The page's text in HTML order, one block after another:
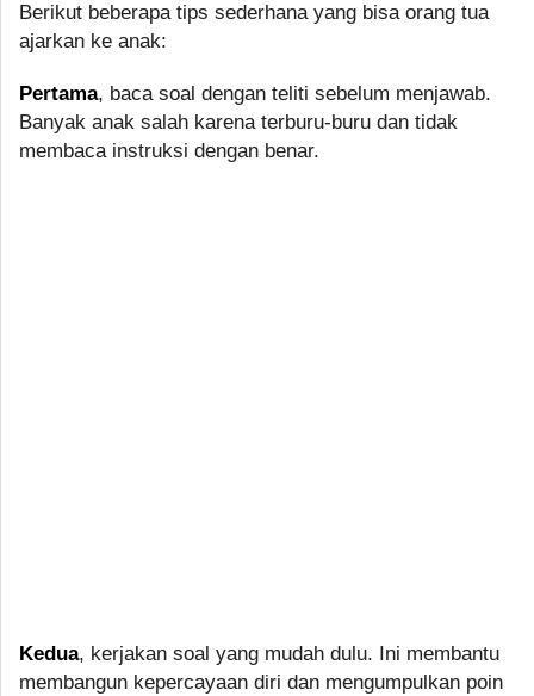
Berikut beberapa tips sederhana yang bisa orang tua
ajarkan ke anak:
Pertama, baca soal dengan teliti sebelum menjawab.
Banyak anak salah karena terburu-buru dan tidak
membaca instruksi dengan benar.
Kedua, kerjakan soal yang mudah dulu. Ini membantu
membangun kepercayaan diri dan mengumpulkan poin